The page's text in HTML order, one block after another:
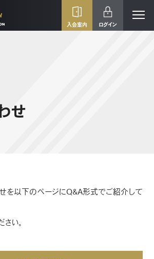
入会案内 ログイン
せ
を以下のページにQ&A形式でご紹介して
い。